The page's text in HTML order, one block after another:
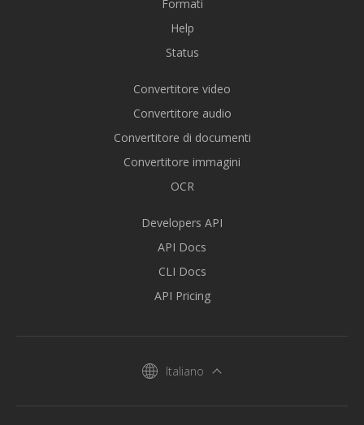
Formati
Help
Status
Convertitore video
Convertitore audio
Convertitore di documenti
Convertitore immagini
OCR
Developers API
API Docs
CLI Docs
API Pricing
Italiano